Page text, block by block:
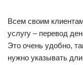
Всем своим
услугу – перевод
Это очень удобно,
нужно указывать